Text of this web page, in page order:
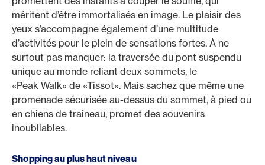
méritent d’être immortalisés en image. Le plaisir des
yeux s’accompagne également d’une multitude
d’activités pour le plein de sensations fortes. À ne
surtout pas manquer: la traversée du pont suspendu
unique au monde reliant deux sommets, le
«Peak Walk» de «Tissot». Mais sachez que même une
promenade sécurisée au-dessus du sommet, à pied ou
en chiens de traîneau, promet des souvenirs
inoubliables.
Shopping au plus haut niveau